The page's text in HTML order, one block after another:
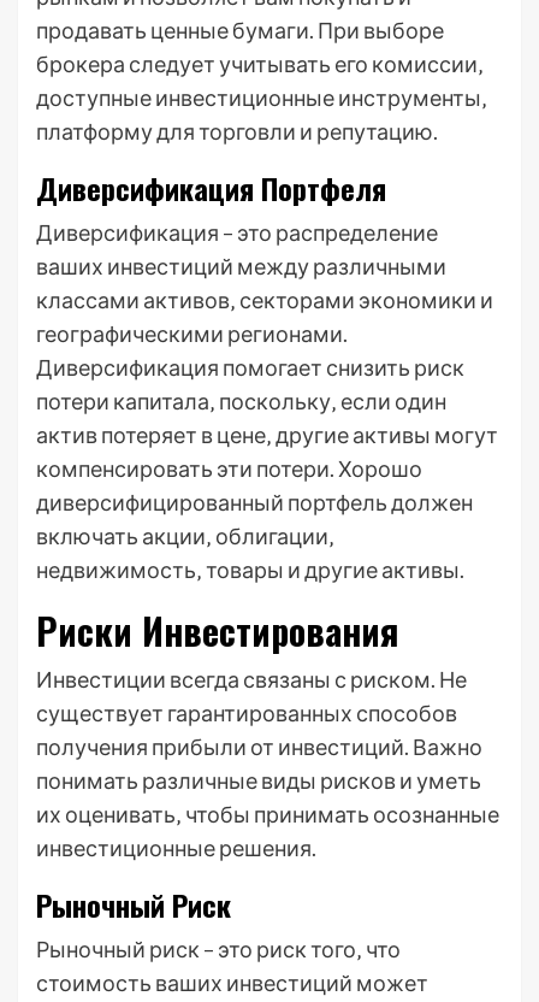
продавать ценные бумаги. При выборе
брокера следует учитывать его комиссии‚
доступные инвестиционные инструменты‚
платформу для торговли и репутацию.
Диверсификация Портфеля
Диверсификация – это распределение
ваших инвестиций между различными
классами активов‚ секторами экономики и
географическими регионами.
Диверсификация помогает снизить риск
потери капитала‚ поскольку‚ если один
актив потеряет в цене‚ другие активы могут
компенсировать эти потери. Хорошо
диверсифицированный портфель должен
включать акции‚ облигации‚
недвижимость‚ товары и другие активы.
Риски Инвестирования
Инвестиции всегда связаны с риском. Не
существует гарантированных способов
получения прибыли от инвестиций. Важно
понимать различные виды рисков и уметь
их оценивать‚ чтобы принимать осознанные
инвестиционные решения.
Рыночный Риск
Рыночный риск – это риск того‚ что
стоимость ваших инвестиций может